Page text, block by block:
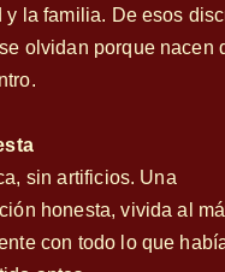
y la familia. De esos
olvidan porque nacen
sin artificios. Una
honesta, vivida al
con todo lo que